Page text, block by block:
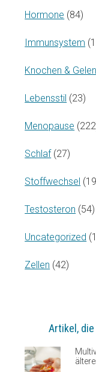
Hormone (84)
Immunsystem
Knochen &
Lebensstil (23)
Menopause
Schlaf (27)
Stoffwechsel
Testosteron (54)
Uncategorized
Zellen (42)
Artikel,